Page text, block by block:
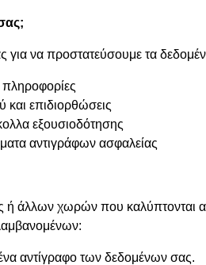
για να προστατεύσουμε τα
και επιδιορθώσεις
εξουσιοδότησης
αντιγράφων ασφαλείας
άλλων χωρών που καλύπτονται
αντίγραφο των δεδομένων σας.